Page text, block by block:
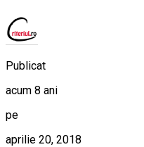
Publicat
acum 8 ani
pe
aprilie 20, 2018